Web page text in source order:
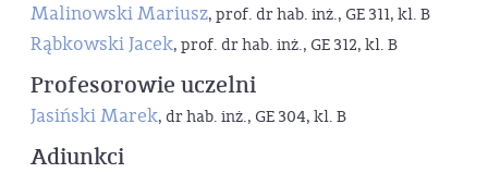
Malinowski Mariusz, prof. dr hab. inż., GE 311, kl. B
Rąbkowski Jacek, prof. dr hab. inż., GE 312, kl. B
Profesorowie uczelni
Jasiński Marek, dr hab. inż., GE 304, kl. B
Adiunkci